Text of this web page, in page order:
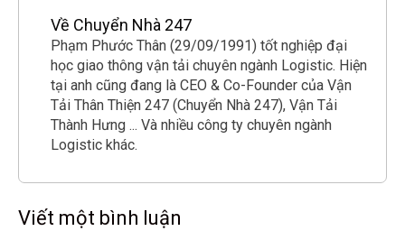
Về Chuyển Nhà 247
Phạm Phước Thân (29/09/1991) tốt nghiệp đại
học giao thông vận tải chuyên ngành Logistic. Hiện
tại anh cũng đang là CEO & Co-Founder của Vận
Tải Thân Thiện 247 (Chuyển Nhà 247), Vận Tải
Thành Hưng ... Và nhiều công ty chuyên ngành
Logistic khác.
Viết một bình luận